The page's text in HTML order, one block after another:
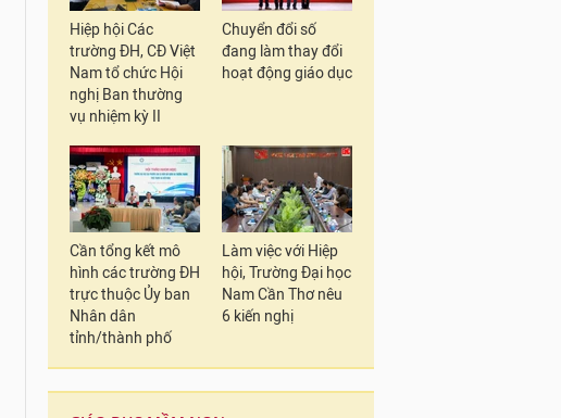
Hiệp hội Các
trường ĐH, CĐ Việt
Nam tổ chức Hội
nghị Ban thường
vụ nhiệm kỳ II
Chuyển đổi số
đang làm thay đổi
hoạt động giáo dục
Cần tổng kết mô
hình các trường ĐH
trực thuộc Ủy ban
Nhân dân
tỉnh/thành phố
Làm việc với Hiệp
hội, Trường Đại học
Nam Cần Thơ nêu
6 kiến nghị